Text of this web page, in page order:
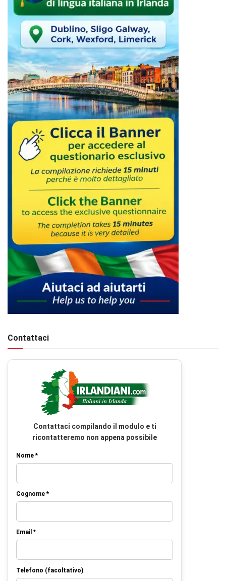
Contattaci
Contattaci compilando il modulo e ti
ricontatteremo non appena possibile
Nome *
Cognome *
Email *
Telefono (facoltativo)